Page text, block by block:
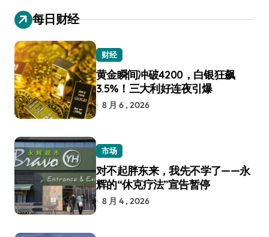
每日财经
财经
黄金瞬间冲破4200，白银狂飙
3.5%！三大利好连夜引爆
8 月 6 , 2026
市场
对不起胖东来，我先不学了——永
辉的“休克疗法”宣告暂停
8 月 4 , 2026